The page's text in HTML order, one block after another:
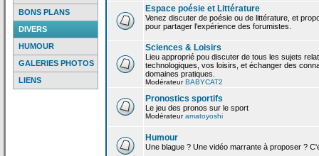
BONS PLANS
DIVERS
HUMOUR
GALERIES PHOTOS
LIENS
Espace poésie et Littérature
Venez discuter de poésie ou de littérature, et
pour partager l'expérience des forumistes.
Sciences & Loisirs
Lieu approprié pou discuter de tous les sujets
technologiques, vos loisirs, et échanger des
domaines pratiques.
ModérateurBABYCAT2
Pronostics sportifs
Le jeu des pronos sur le sport
Modérateuramatoyoshi
Humour
Une blague ? Une vidéo marrante à proposer ?